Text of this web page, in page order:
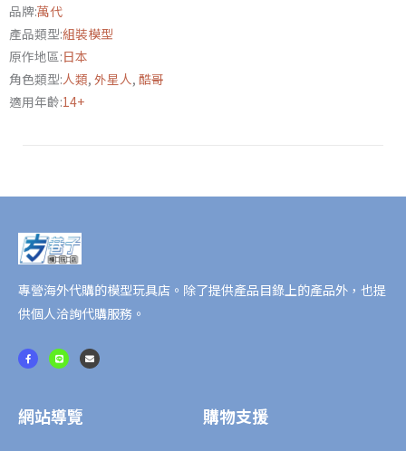
王
大
河》
托
雷
周
念
版
數
品牌:萬代
產品類型:組裝模型
原作地區:日本
角色類型:人類, 外星人, 酷哥
適用年齡:14+
專營海外代購的模型玩具店。除了提供產品目錄上的產品外，也提
供個人洽詢代購服務。
F
a
c
k
-
L
i
n
E
n
v
網站導覽 購物支援